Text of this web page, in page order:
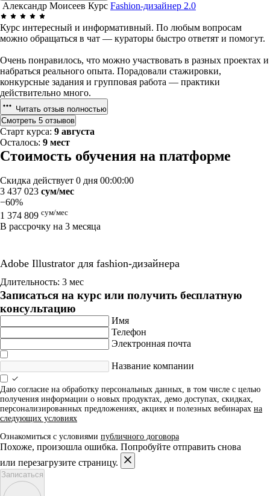
Александр Моисеев Курс Fashion-дизайнер 2.0
Курс интересный и информативный. По любым вопросам
можно обращаться в чат — кураторы быстро ответят и помогут.
Очень понравилось, что можно участвовать в разных проектах и
набраться реального опыта. Порадовали стажировки,
конкурсные задания и групповая работа — практики
действительно много.
Читать отзыв полностью
Смотреть 5 отзывов
Старт курса: 9 августа
Осталось: 9 мест
Стоимость обучения на платформе
Скидка действует 0 дня 00:00:00
3 437 023 сум/мес
−60%
1 374 809 сум/мес
В рассрочку на 3 месяца
Adobe Illustrator для fashion-дизайнера
Длительность: 3 мес
Записаться на курс или получить бесплатную
консультацию
Имя
Телефон
Электронная почта
Название компании
Даю согласие на обработку персональных данных, в том числе с целью
получения информации о новых продуктах, демо доступах, скидках,
персонализированных предложениях, акциях и полезных вебинарах на
следующих условиях
Ознакомиться с условиями публичного договора
Похоже, произошла ошибка. Попробуйте отправить снова
или перезагрузите страницу.
Записаться